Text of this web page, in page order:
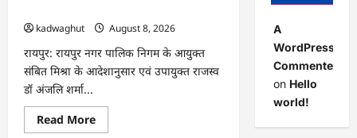
kadwaghut
August 8, 2026
रायपुर: रायपुर नगर पालिक निगम के आयुक्त
संबित मिश्रा के आदेशानुसार एवं उपायुक्त राजस्व
डॉ अंजलि शर्मा...
Read MoreRead
more
A
WordPress
Commenter
on Hello
world!